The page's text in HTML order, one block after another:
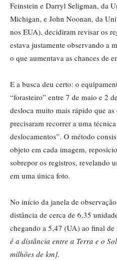
Feinstein e Darryl Seligman, da
Michigan, e John Noonan, da
nos EUA), decidiram revisar os
estava justamente observando a
o que aumentava as chances de
E a busca deu certo: o
“forasteiro” entre 7 de maio e 2
desloca muito mais rápido que as
precisaram recorrer a uma
deslocamentos”. O método
objeto em cada imagem,
sobrepor os registros, revelando
em uma única foto.
No início da janela de
distância de cerca de 6,35
chegando a 5,47 (UA) ao final de
é a distância entre a Terra e o
milhões de km].